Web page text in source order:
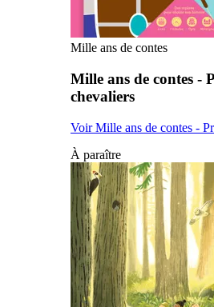
Mille ans de contes
Mille ans de contes -
chevaliers
Voir Mille ans de contes -
À paraître